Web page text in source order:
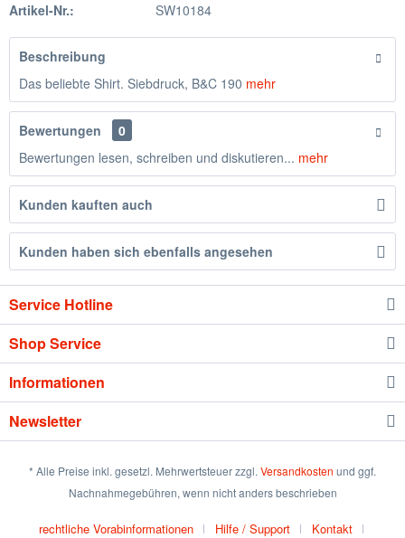
Artikel-Nr.: SW10184
Beschreibung
Das beliebte Shirt. Siebdruck, B&C 190 mehr
Bewertungen
0
Bewertungen lesen, schreiben und diskutieren... mehr
Kunden kauften auch
Kunden haben sich ebenfalls angesehen
Service Hotline
Shop Service
Informationen
Newsletter
* Alle Preise inkl. gesetzl. Mehrwertsteuer zzgl. Versandkosten und ggf.
Nachnahmegebühren, wenn nicht anders beschrieben
rechtliche Vorabinformationen Hilfe / Support Kontakt